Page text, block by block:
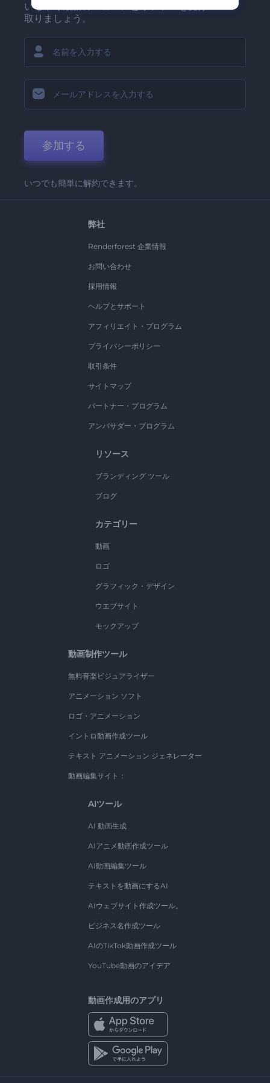
いち早く最新のニュースとオファーを受け
取りましょう。
参加する
いつでも簡単に解約できます。
弊社
Renderforest 企業情報
お問い合わせ
採用情報
ヘルプとサポート
アフィリエイト・プログラム
プライバシーポリシー
取引条件
サイトマップ
パートナー・プログラム
アンバサダー・プログラム
リソース
ブランディング ツール
ブログ
カテゴリー
動画
ロゴ
グラフィック・デザイン
ウエブサイト
モックアップ
動画制作ツール
無料音楽ビジュアライザー
アニメーション ソフト
ロゴ・アニメーション
イントロ動画作成ツール
テキスト アニメーション ジェネレーター
動画編集サイト：
AIツール
AI 動画生成
AIアニメ動画作成ツール
AI動画編集ツール
テキストを動画にするAI
AIウェブサイト作成ツール。
ビジネス名作成ツール
AIのTikTok動画作成ツール
YouTube動画のアイデア
動画作成用のアプリ